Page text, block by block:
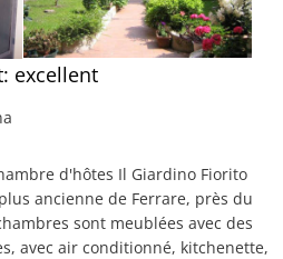
excellent
d'hôtes Il Giardino Fiorito
ancienne de Ferrare, près du
sont meublées avec des
avec air conditionné, kitchenette,